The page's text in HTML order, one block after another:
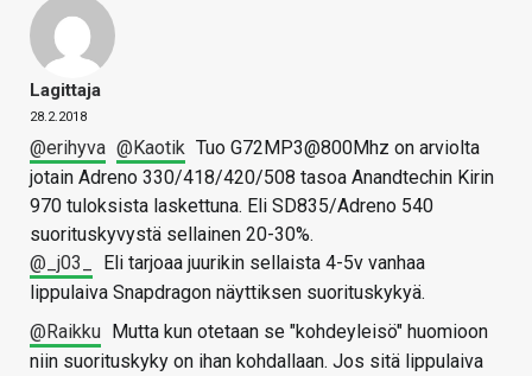
Lagittaja
28.2.2018
@erihyva @Kaotik Tuo G72MP3@800Mhz on arviolta
jotain Adreno 330/418/420/508 tasoa Anandtechin Kirin
970 tuloksista laskettuna. Eli SD835/Adreno 540
suorituskyvystä sellainen 20-30%.
@_j03_
Eli tarjoaa juurikin sellaista 4-5v vanhaa
lippulaiva Snapdragon näyttiksen suorituskykyä.
@Raikku Mutta kun otetaan se "kohdeyleisö" huomioon
niin suorituskyky on ihan kohdallaan. Jos sitä lippulaiva